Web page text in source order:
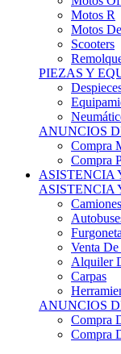
Motos R
Motos
Scooters
PIEZAS Y
ANUNCIOS
Compra
Compra
ASISTENCIA
ASISTENCIA
Camiones
Venta
Alquiler
Carpas
ANUNCIOS
Compra
Compra